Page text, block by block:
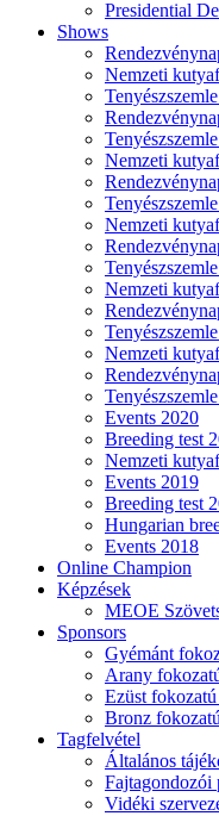
Presidential
Shows
Nemzeti
Nemzeti
Nemzeti
Nemzeti
Nemzeti
Events 2020
Breeding test
Nemzeti
Events 2019
Breeding test
Hungarian
Events 2018
Online Champion
Képzések
MEOE
Sponsors
Gyémánt
Arany
Ezüst
Bronz
Tagfelvétel
Általános
Fajtagondozói
Vidéki